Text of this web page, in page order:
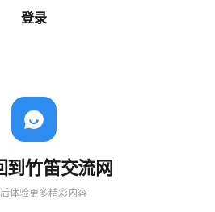
登录
到竹笛交流网
体验更多精彩内容